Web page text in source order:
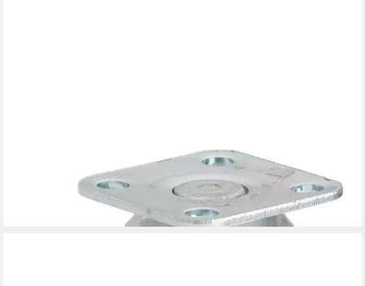
Möbelrolle Sesselrolle mit Platte 40 x 39 mm, Tragkr. 25 kg
lieferbar - in 3-4 Werktagen bei dir